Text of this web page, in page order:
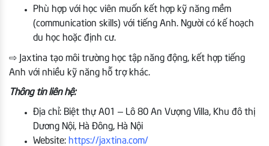
Phù hợp với học viên muốn kết hợp kỹ năng mềm
(communication skills) với tiếng Anh. Người có kế hoạch
du học hoặc định cư.
⇨ Jaxtina tạo môi trường học tập năng động, kết hợp tiếng
Anh với nhiều kỹ năng hỗ trợ khác.
Thông tin liên hệ:
Địa chỉ: Biệt thự A01 – Lô 80 An Vượng Villa, Khu đô thị
Dương Nội, Hà Đông, Hà Nội
Website: https://jaxtina.com/